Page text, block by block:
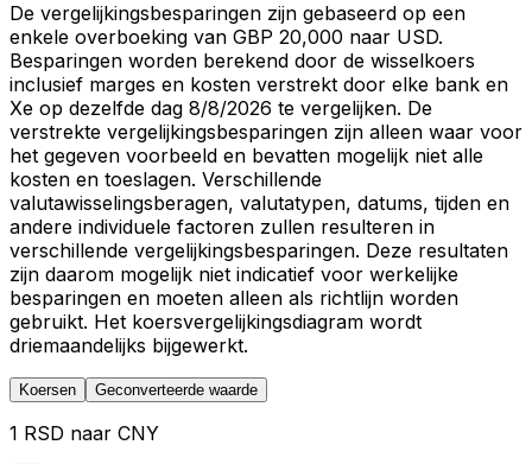
De vergelijkingsbesparingen zijn gebaseerd op een
enkele overboeking van GBP 20,000 naar USD.
Besparingen worden berekend door de wisselkoers
inclusief marges en kosten verstrekt door elke bank en
Xe op dezelfde dag 8/8/2026 te vergelijken. De
verstrekte vergelijkingsbesparingen zijn alleen waar voor
het gegeven voorbeeld en bevatten mogelijk niet alle
kosten en toeslagen. Verschillende
valutawisselingsberagen, valutatypen, datums, tijden en
andere individuele factoren zullen resulteren in
verschillende vergelijkingsbesparingen. Deze resultaten
zijn daarom mogelijk niet indicatief voor werkelijke
besparingen en moeten alleen als richtlijn worden
gebruikt. Het koersvergelijkingsdiagram wordt
driemaandelijks bijgewerkt.
Koersen Geconverteerde waarde
1 RSD naar CNY